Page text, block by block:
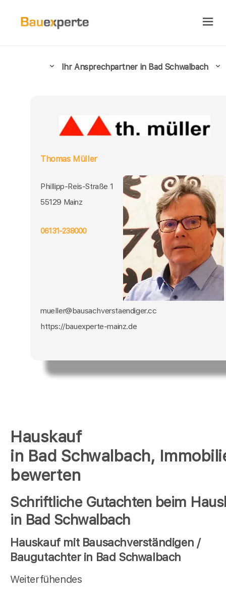
Hauskauf
in Bad Schwalbach,
bewerten
Schriftliche Gutachten beim
in Bad Schwalbach
Hauskauf mit Bausachverständigen /
Baugutachter in Bad Schwalbach
Weiterfühendes
Ihr Ansprechpartner in Bad Schwalbach
Thomas Müller
Phillipp-Reis-Straße 1
55129 Mainz
06131-238000
mueller@bausachverstaendiger.cc
https://bauexperte-mainz.de